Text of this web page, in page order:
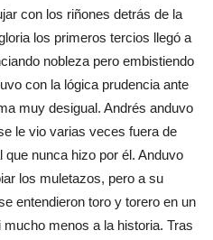
con los riñones detrás de la
los primeros tercios llegó a
nobleza pero embistiendo
con la lógica prudencia ante
muy desigual. Andrés anduvo
le vio varias veces fuera de
nunca hizo por él. Anduvo
los muletazos, pero a su
entendieron toro y torero en un
menos a la historia. Tras